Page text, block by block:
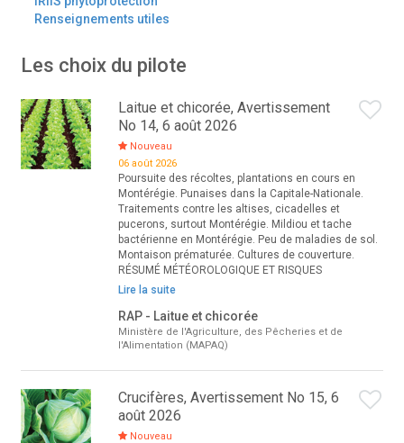
Renseignements utiles
Les choix du pilote
Laitue et chicorée, Avertissement
No 14, 6 août 2026
Nouveau
06 août 2026
Poursuite des récoltes, plantations en cours en
Montérégie. Punaises dans la Capitale-Nationale.
Traitements contre les altises, cicadelles et
pucerons, surtout Montérégie. Mildiou et tache
bactérienne en Montérégie. Peu de maladies de sol.
Montaison prématurée. Cultures de couverture.
RÉSUMÉ MÉTÉOROLOGIQUE ET RISQUES
Lire la suite
RAP - Laitue et chicorée
Ministère de l'Agriculture, des Pêcheries et de
l'Alimentation (MAPAQ)
Crucifères, Avertissement No 15, 6
août 2026
Nouveau